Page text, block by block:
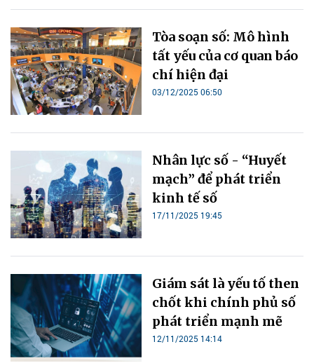
Tòa soạn số: Mô hình
tất yếu của cơ quan báo
chí hiện đại
03/12/2025 06:50
Nhân lực số - “Huyết
mạch” để phát triển
kinh tế số
17/11/2025 19:45
Giám sát là yếu tố then
chốt khi chính phủ số
phát triển mạnh mẽ
12/11/2025 14:14